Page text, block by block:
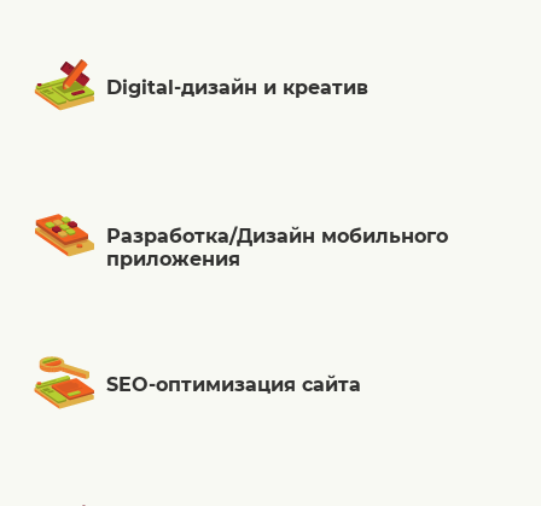
Digital-дизайн и креатив
Разработка/Дизайн мобильного
приложения
SEO-оптимизация сайта